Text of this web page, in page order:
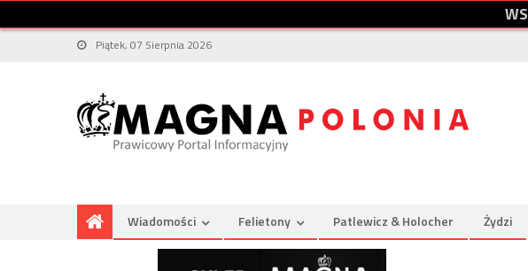
WS
Piątek, 07 Sierpnia 2026
Wiadomości Felietony Patlewicz & Holocher Żydzi